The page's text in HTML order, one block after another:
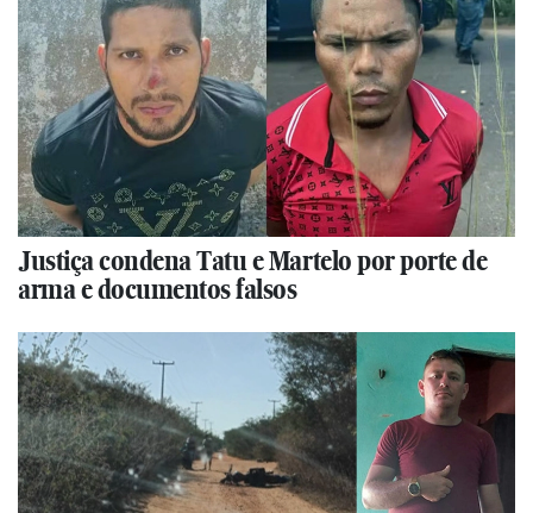
Justiça condena Tatu e Martelo por porte de
arma e documentos falsos